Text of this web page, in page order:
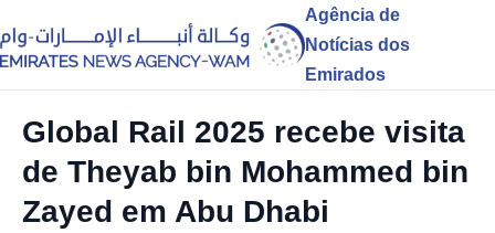
Agência de
Notícias dos
Emirados
Global Rail 2025 recebe visita
de Theyab bin Mohammed bin
Zayed em Abu Dhabi